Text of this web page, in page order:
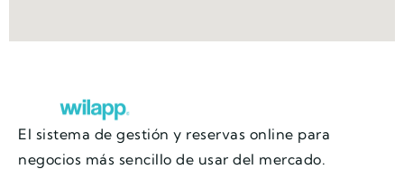
El sistema de gestión y reservas online para
negocios más sencillo de usar del mercado.